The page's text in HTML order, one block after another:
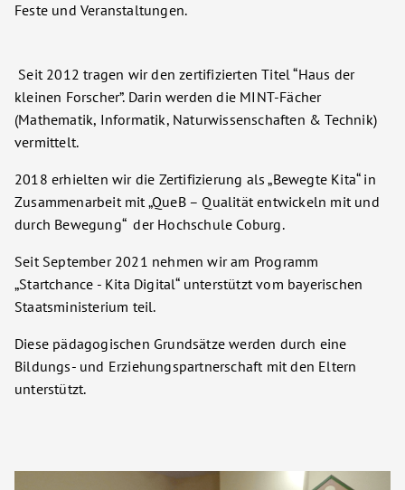
Feste und Veranstaltungen.
Seit 2012 tragen wir den zertifizierten Titel “Haus der
kleinen Forscher”. Darin werden die MINT-Fächer
(Mathematik, Informatik, Naturwissenschaften & Technik)
vermittelt.
2018 erhielten wir die Zertifizierung als „Bewegte Kita“ in
Zusammenarbeit mit „QueB – Qualität entwickeln mit und
durch Bewegung“ der Hochschule Coburg.
Seit September 2021 nehmen wir am Programm
„Startchance - Kita Digital“ unterstützt vom bayerischen
Staatsministerium teil.
Diese pädagogischen Grundsätze werden durch eine
Bildungs- und Erziehungspartnerschaft mit den Eltern
unterstützt.